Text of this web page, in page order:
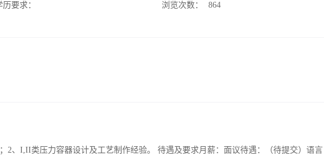
历要求：
浏览次数：
864
2、I,II类压力容器设计及工艺制作经验。 待遇及要求月薪：面议待遇：（待提交）语言